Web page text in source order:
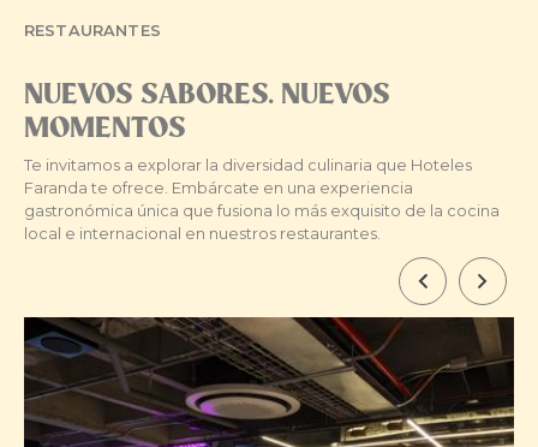
RESTAURANTES
NUEVOS SABORES. NUEVOS
MOMENTOS
Te invitamos a explorar la diversidad culinaria que Hoteles
Faranda te ofrece. Embárcate en una experiencia
gastronómica única que fusiona lo más exquisito de la cocina
local e internacional en nuestros restaurantes.